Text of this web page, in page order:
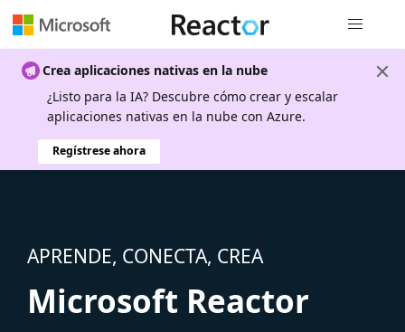
Crea aplicaciones nativas en la nube
¿Listo para la IA? Descubre cómo crear y escalar
aplicaciones nativas en la nube con Azure.
Regístrese ahora
APRENDE, CONECTA, CREA
Microsoft Reactor